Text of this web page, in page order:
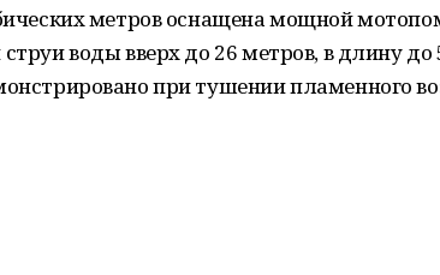
метров оснащена мощной
воды вверх до 26 метров, в длину до
при тушении пламенного